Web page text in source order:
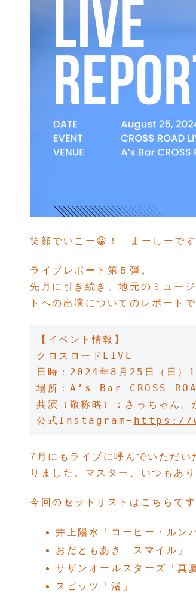
笑顔でいこー😀！ まーしーです
ライブレポート第５弾。
先月に引き続き、地元のミュー
トへの出演についてのレポートで
【イベント情報】
クロスロードLIVE
日時：2024年8月25日（日
場所：A’s Bar CROSS
共演（敬称略）：さっちゃん
公式Instagram➡ https://
7月にもライブに呼んでいただ
りました。マスター、いつもあ
今回のセットリストはこちらです
井上陽水「コーヒー・ルン
おだともあき「スマイル」
サザンオールスターズ「真
スピッツ「渚」